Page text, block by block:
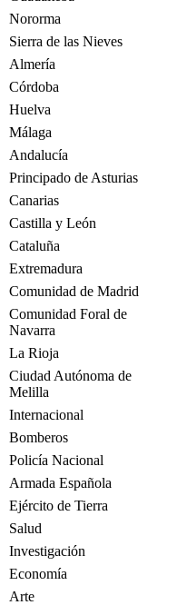
Nororma
Sierra de las Nieves
Almería
Córdoba
Huelva
Málaga
Andalucía
Principado de Asturias
Canarias
Castilla y León
Cataluña
Extremadura
Comunidad de Madrid
Comunidad Foral de
Navarra
La Rioja
Ciudad Autónoma de
Melilla
Internacional
Bomberos
Policía Nacional
Armada Española
Ejército de Tierra
Salud
Investigación
Economía
Arte